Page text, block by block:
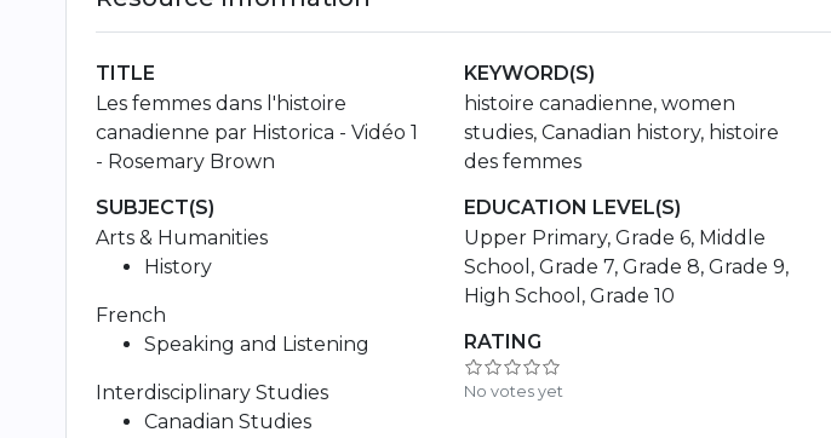
TITLE
Les femmes dans l'histoire
canadienne par Historica - Vidéo 1
- Rosemary Brown
SUBJECT(S)
Arts & Humanities
History
French
Speaking and Listening
Interdisciplinary Studies
Canadian Studies
KEYWORD(S)
histoire canadienne, women
studies, Canadian history, histoire
des femmes
EDUCATION LEVEL(S)
Upper Primary, Grade 6, Middle
School, Grade 7, Grade 8, Grade 9,
High School, Grade 10
RATING
No votes yet